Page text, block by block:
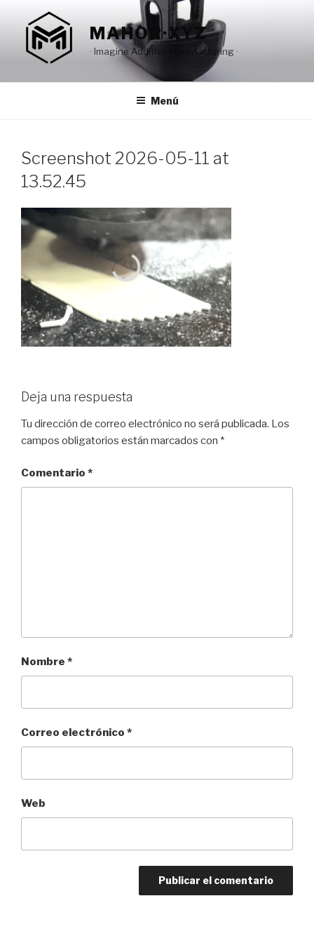
contenido
MAHOR·XYZ
· Imagine Additive Manufacturing ·
Menú
Screenshot 2026-05-11 at
13.52.45
Deja una respuesta
Tu dirección de correo electrónico no será publicada. Los
campos obligatorios están marcados con *
Comentario *
Nombre *
Correo electrónico *
Web